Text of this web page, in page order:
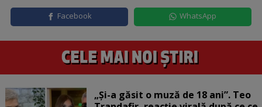
Facebook WhatsApp
„Și-a găsit o muză de 18 ani”. Teo